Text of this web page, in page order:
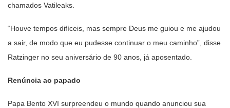
chamados Vatileaks.
“Houve tempos difíceis, mas sempre Deus me guiou e me ajudou
a sair, de modo que eu pudesse continuar o meu caminho”, disse
Ratzinger no seu aniversário de 90 anos, já aposentado.
Renúncia ao papado
Papa Bento XVI surpreendeu o mundo quando anunciou sua